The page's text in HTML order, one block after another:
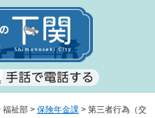
福祉部 > 保険年金課 > 第三者行為（交